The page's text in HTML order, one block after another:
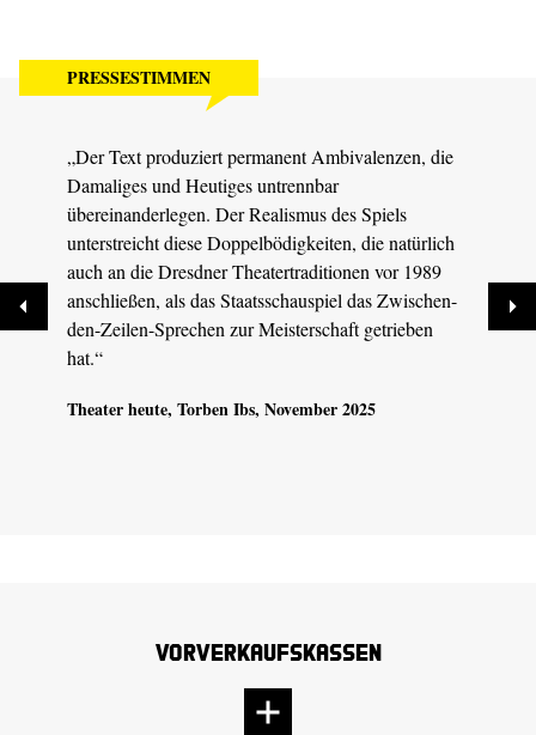
PRESSESTIMMEN
„Der Text produziert permanent Ambivalenzen, die
Damaliges und Heutiges untrennbar
übereinanderlegen. Der Realismus des Spiels
unterstreicht diese Doppelbödigkeiten, die natürlich
auch an die Dresdner Theatertraditionen vor 1989
anschließen, als das Staatsschauspiel das Zwischen-
den-Zeilen-Sprechen zur Meisterschaft getrieben
hat.“
Theater heute, Torben Ibs, November 2025
Vorverkaufskassen